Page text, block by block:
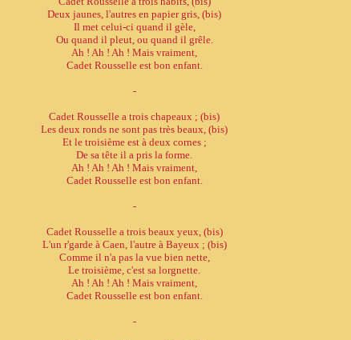
Deux jaunes, l'autres en papier gris, (bis)
Il met celui-ci quand il gèle,
Ou quand il pleut, ou quand il grêle.
Ah ! Ah ! Ah ! Mais vraiment,
Cadet Rousselle est bon enfant.
-
Cadet Rousselle a trois chapeaux ; (bis)
Les deux ronds ne sont pas très beaux, (bis)
Et le troisième est à deux cornes ;
De sa tête il a pris la forme.
Ah ! Ah ! Ah ! Mais vraiment,
Cadet Rousselle est bon enfant.
-
Cadet Rousselle a trois beaux yeux, (bis)
L'un r'garde à Caen, l'autre à Bayeux ; (bis)
Comme il n'a pas la vue bien nette,
Le troisième, c'est sa lorgnette.
Ah ! Ah ! Ah ! Mais vraiment,
Cadet Rousselle est bon enfant.
-